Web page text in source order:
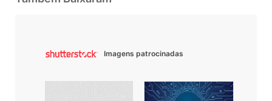
Imagens patrocinadas